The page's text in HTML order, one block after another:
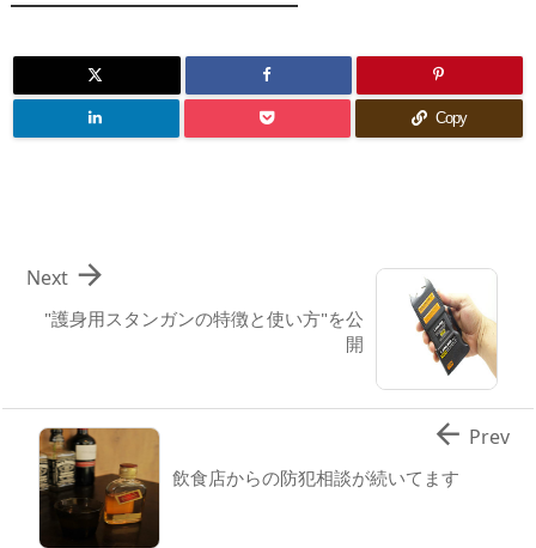
Copy
"護身用スタンガンの特徴と使い方"を公
開

Next
飲食店からの防犯相談が続いてます
 Prev